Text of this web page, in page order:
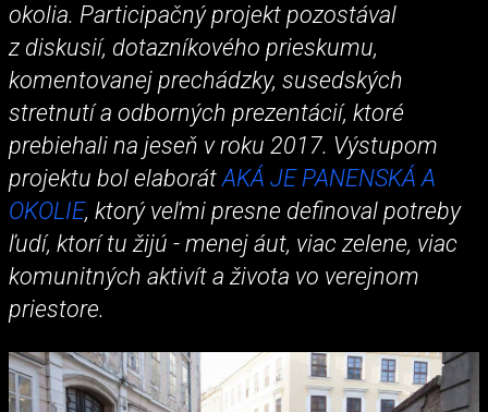
okolia. Participačný projekt pozostával
z diskusií, dotazníkového prieskumu,
komentovanej prechádzky, susedských
stretnutí a odborných prezentácií, ktoré
prebiehali na jeseň v roku 2017. Výstupom
projektu bol elaborátAKÁ JE PANENSKÁ A
OKOLIE, ktorý veľmi presne definoval potreby
ľudí, ktorí tu žijú - menej áut, viac zelene, viac
komunitných aktivít a života vo verejnom
priestore.